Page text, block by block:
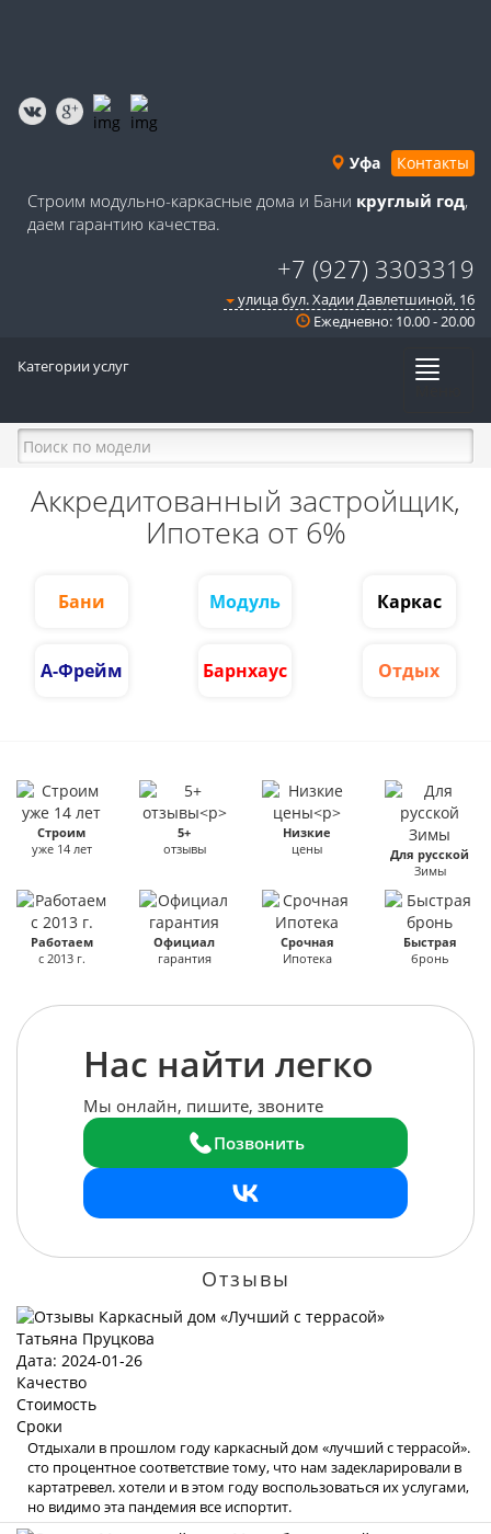
Уфа Контакты
Строим модульно-каркасные дома и Бани круглый год,
даем гарантию качества.
+7 (927) 3303319
улица бул. Хадии Давлетшиной, 16
Ежедневно: 10.00 - 20.00
Категории услуг
Аккредитованный застройщик,
Ипотека от 6%
Бани Модуль Каркас
А-Фрейм Барнхаус Отдых
Строим
уже 14 лет
5+
отзывы
Низкие
цены
Для русской
Зимы
Работаем
с 2013 г.
Официал
гарантия
Срочная
Ипотека
Быстрая
бронь
Нас найти легко
Мы онлайн, пишите, звоните
Позвонить
Отзывы
Татьяна Пруцкова
Дата: 2024-01-26
Качество
Стоимость
Сроки
Отдыхали в прошлом году каркасный дом «лучший с террасой».
сто процентное соответствие тому, что нам задекларировали в
картатревел. хотели и в этом году воспользоваться их услугами,
но видимо эта пандемия все испортит.